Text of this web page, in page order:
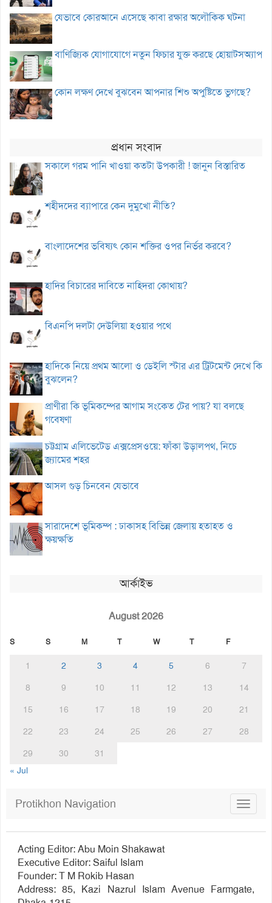
যেভাবে কোরআনে এসেছে কাবা রক্ষার অলৌকিক ঘটনা
বাণিজ্যিক যোগাযোগে নতুন ফিচার যুক্ত করছে হোয়াটসঅ্যাপ
কোন লক্ষণ দেখে বুঝবেন আপনার শিশু অপুষ্টিতে ভুগছে?
প্রধান সংবাদ
সকালে গরম পানি খাওয়া কতটা উপকারী ! জানুন বিস্তারিত
শহীদদের ব্যাপারে কেন দুমুখো নীতি?
বাংলাদেশের ভবিষ্যৎ কোন শক্তির ওপর নির্ভর করবে?
হাদির বিচারের দাবিতে নাহিদরা কোথায়?
বিএনপি দলটা দেউলিয়া হওয়ার পথে
হাদিকে নিয়ে প্রথম আলো ও ডেইলি স্টার এর ট্রিটমেন্ট দেখে কি
বুঝলেন?
প্রাণীরা কি ভূমিকম্পের আগাম সংকেত টের পায়? যা বলছে
গবেষণা
চট্টগ্রাম এলিভেটেড এক্সপ্রেসওয়ে: ফাঁকা উড়ালপথ, নিচে
জ্যামের শহর
আসল গুড় চিনবেন যেভাবে
সারাদেশে ভূমিকম্প : ঢাকাসহ বিভিন্ন জেলায় হতাহত ও
ক্ষয়ক্ষতি
আর্কাইভ
August 2026
S S M T W T F
1 2 3 4 5 6
7
8
9 10 11 12 13
14
15
16 17 18 19 20
21
22
23 24 25 26 27
28
29
30
31
« Jul
Toggle
Protikhon Navigation
Acting Editor: Abu Moin Shakawat
Executive Editor: Saiful Islam
Founder: T M Rokib Hasan
Address: 85, Kazi Nazrul Islam Avenue Farmgate,